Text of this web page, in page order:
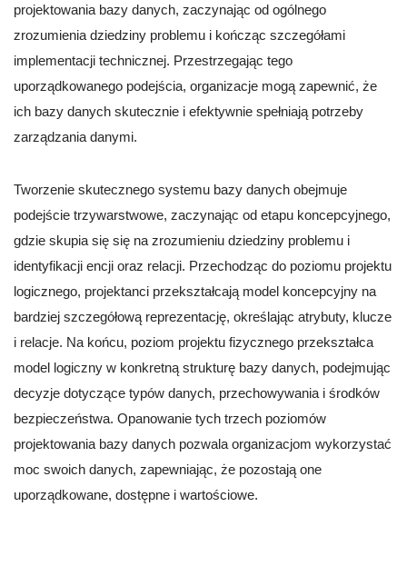
projektowania bazy danych, zaczynając od ogólnego
zrozumienia dziedziny problemu i kończąc szczegółami
implementacji technicznej. Przestrzegając tego
uporządkowanego podejścia, organizacje mogą zapewnić, że
ich bazy danych skutecznie i efektywnie spełniają potrzeby
zarządzania danymi.
Tworzenie skutecznego systemu bazy danych obejmuje
podejście trzywarstwowe, zaczynając od etapu koncepcyjnego,
gdzie skupia się się na zrozumieniu dziedziny problemu i
identyfikacji encji oraz relacji. Przechodząc do poziomu projektu
logicznego, projektanci przekształcają model koncepcyjny na
bardziej szczegółową reprezentację, określając atrybuty, klucze
i relacje. Na końcu, poziom projektu fizycznego przekształca
model logiczny w konkretną strukturę bazy danych, podejmując
decyzje dotyczące typów danych, przechowywania i środków
bezpieczeństwa. Opanowanie tych trzech poziomów
projektowania bazy danych pozwala organizacjom wykorzystać
moc swoich danych, zapewniając, że pozostają one
uporządkowane, dostępne i wartościowe.